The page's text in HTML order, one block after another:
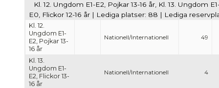
Kl. 12. Ungdom E1-E2, Pojkar 13-16 år, Kl. 13. Ungdom
E0, Flickor 12-16 år | Lediga platser: 88 | Lediga
Kl. 12.
Ungdom E1-
E2, Pojkar 13-
16 år
Nationell/Internationell 49
Kl. 13.
Ungdom E1-
E2, Flickor 13-
16 år
Nationell/Internationell 4